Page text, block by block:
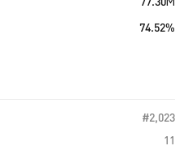
74.52%
#2,023
11